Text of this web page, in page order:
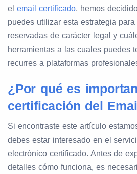
el email certificado, hemos
puedes utilizar esta estrategia
reservadas de carácter legal y
herramientas a las cuales puedes
recurres a plataformas
¿Por qué es
certificación del
Si encontraste este artículo
debes estar interesado en el
electrónico certificado. Antes de
detalles cómo funciona, es